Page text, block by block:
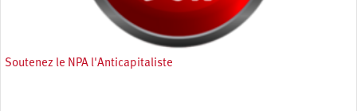
Soutenez le NPA l'Anticapitaliste